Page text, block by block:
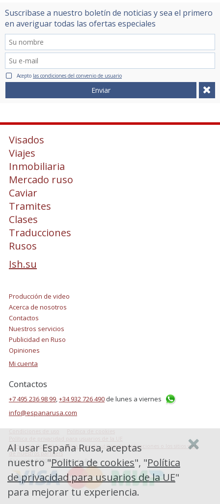
Suscribase a nuestro boletín de noticias y sea el primero
en averiguar todas las ofertas especiales
Acepto las condiciones del convenio de usuario
Enviar
Visados
Viajes
Inmobiliaria
Mercado ruso
Caviar
Tramites
Clases
Traducciones
Rusos
Ish.su
Producción de video
Acerca de nosotros
Contactos
Nuestros servicios
Publicidad en Ruso
Opiniones
Mi cuenta
Contactos
+7 495 236 98 99 +34 932 726 490 de lunes a viernes
info@espanarusa.com
Cómo usa Google los datos cuando utilizas las aplicaciones o los sitios web
de nuestros partners
Copyright ©2007-2026 Espana Rusa
Al usar España Rusa, aceptas
nuestro "Politica de cookies", "Política
de privacidad para usuarios de la UE"
para mejorar tu experiencia.